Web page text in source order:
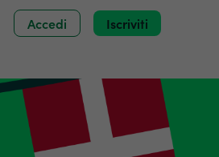
Accedi Iscriviti